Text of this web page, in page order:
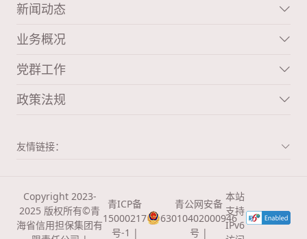
新闻动态
业务概况
党群工作
政策法规
友情链接：
Copyright 2023-
2025 版权所有©青
海省信用担保集团有
青ICP备
15000217
号-1 |
青公网安备
63010402000946
号 |
本站
支持
IPv6